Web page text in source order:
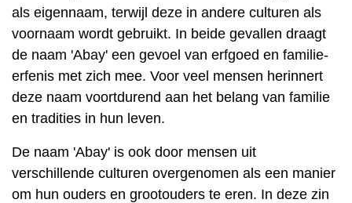
als eigennaam, terwijl deze in andere culturen als
voornaam wordt gebruikt. In beide gevallen draagt ​​
de naam 'Abay' een gevoel van erfgoed en familie-
erfenis met zich mee. Voor veel mensen herinnert
deze naam voortdurend aan het belang van familie
en tradities in hun leven.
De naam 'Abay' is ook door mensen uit
verschillende culturen overgenomen als een manier
om hun ouders en grootouders te eren. In deze zin